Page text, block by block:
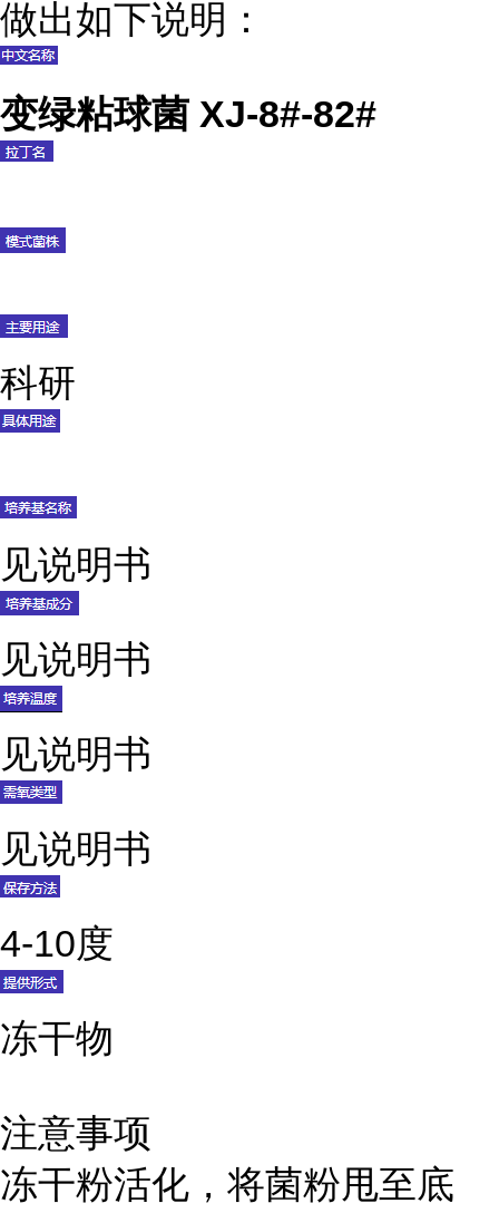
做出如下说明：
变绿粘球菌 XJ-8#-82#
科研
见说明书
见说明书
见说明书
见说明书
4-10度
冻干物
注意事项
冻干粉活化，将菌粉甩至底